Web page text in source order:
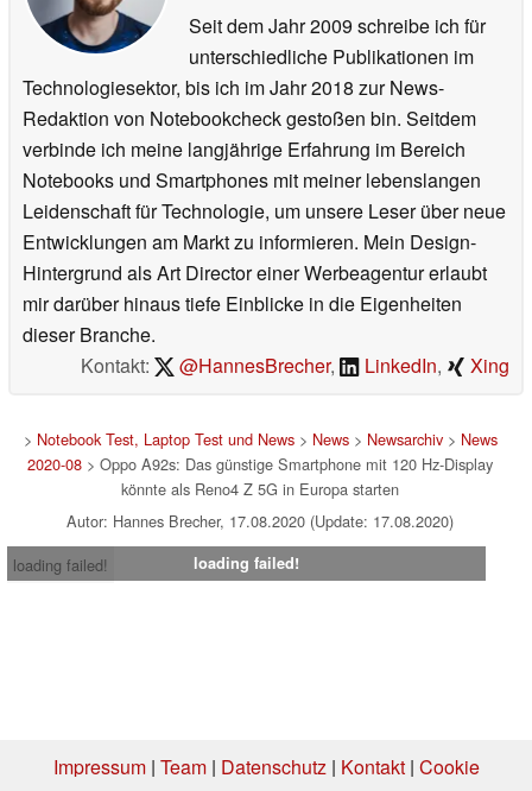
Seit dem Jahr 2009 schreibe ich für
unterschiedliche Publikationen im
Technologiesektor, bis ich im Jahr 2018 zur News-
Redaktion von Notebookcheck gestoßen bin. Seitdem
verbinde ich meine langjährige Erfahrung im Bereich
Notebooks und Smartphones mit meiner lebenslangen
Leidenschaft für Technologie, um unsere Leser über neue
Entwicklungen am Markt zu informieren. Mein Design-
Hintergrund als Art Director einer Werbeagentur erlaubt
mir darüber hinaus tiefe Einblicke in die Eigenheiten
dieser Branche.
Kontakt:
@HannesBrecher, LinkedIn, Xing
> Notebook Test, Laptop Test und News> News> Newsarchiv> News
2020-08 > Oppo A92s: Das günstige Smartphone mit 120 Hz-Display
könnte als Reno4 Z 5G in Europa starten
Autor: Hannes Brecher, 17.08.2020 (Update: 17.08.2020)
loading failed!
loading failed!
Impressum| Team| Datenschutz | Kontakt| Cookie